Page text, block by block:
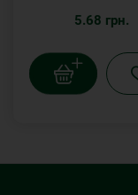
5.68 грн.